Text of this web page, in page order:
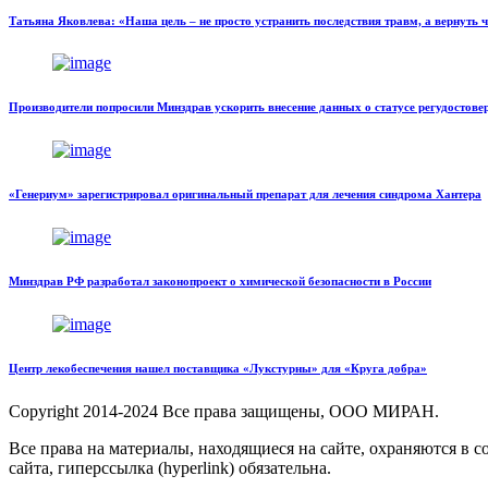
Татьяна Яковлева: «Наша цель – не просто устранить последствия травм, а вернуть
Производители попросили Минздрав ускорить внесение данных о статусе
«Генериум» зарегистрировал оригинальный препарат для лечения синдрома Хантера
Минздрав РФ разработал законопроект о химической безопасности в России
Центр лекобеспечения нашел поставщика «Лукстурны» для «Круга добра»
Copyright 2014-2024 Все права защищены, ООО МИРАН.
Все права на материалы, находящиеся на сайте, охраняются в
сайта, гиперссылка (hyperlink) обязательна.